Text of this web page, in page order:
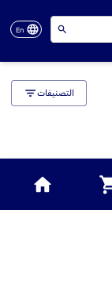
En
التصنيفات